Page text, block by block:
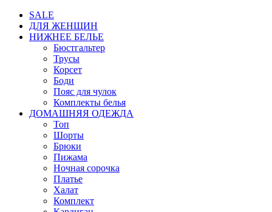
SALE
ДЛЯ ЖЕНЩИН
НИЖНЕЕ БЕЛЬЕ
Бюстгальтер
Трусы
Корсет
Боди
Пояс для чулок
Комплекты белья
ДОМАШНЯЯ ОДЕЖДА
Топ
Шорты
Брюки
Пижама
Ночная сорочка
Платье
Халат
Комплект